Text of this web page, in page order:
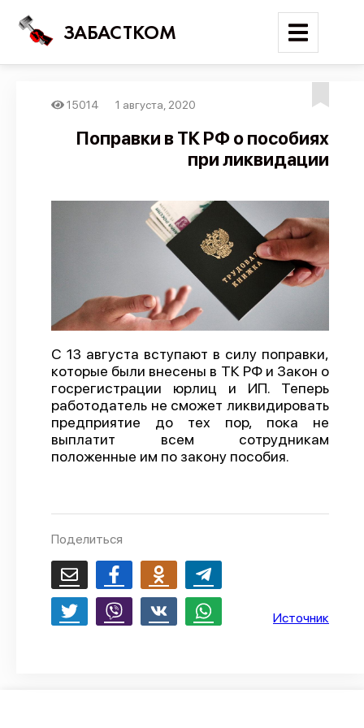
ЗАБАСТКОМ
Поиск
Карта событий
Трудовые конфликты
Отчеты
Предложить публикацию
Справочник
API
О проекте
Политика конфиденциальности
15014 1 августа, 2020
Поправки в ТК РФ о пособиях
при ликвидации
С 13 августа вступают в силу поправки,
которые были внесены в ТК РФ и Закон о
госрегистрации юрлиц и ИП. Теперь
работодатель не сможет ликвидировать
предприятие до тех пор, пока не
выплатит всем сотрудникам
положенные им по закону пособия.
Поделиться
Источник